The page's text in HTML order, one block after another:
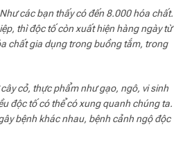
các bạn thấy có đến 8.000 hóa chất.
thì độc tố còn xuất hiện hàng ngày từ
chất gia dụng trong buồng tắm, trong
cỏ, thực phẩm như gạo, ngô, vi sinh
độc tố có thể có xung quanh chúng ta.
bệnh khác nhau, bệnh cảnh ngộ độc